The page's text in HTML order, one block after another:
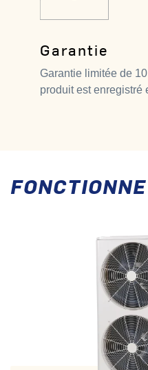
Garantie
Garantie limitée de
produit est enregistré